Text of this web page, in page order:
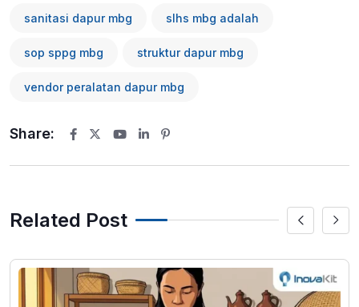
sanitasi dapur mbg slhs mbg adalah
sop sppg mbg struktur dapur mbg
vendor peralatan dapur mbg
Share:
Youtube
LinkedIn
Related Post